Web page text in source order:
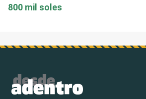
800 mil soles